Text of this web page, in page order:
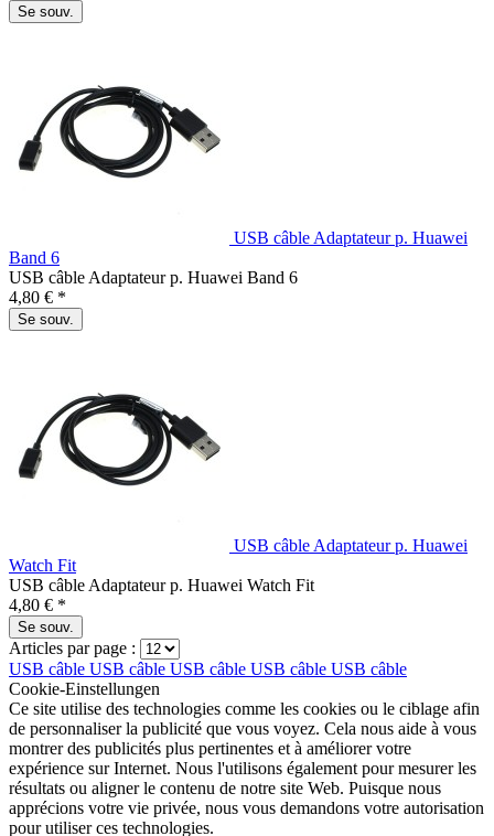
Se souv.
USB câble Adaptateur p. Huawei
Band 6
USB câble Adaptateur p. Huawei Band 6
4,80 € *
Se souv.
USB câble Adaptateur p. Huawei
Watch Fit
USB câble Adaptateur p. Huawei Watch Fit
4,80 € *
Se souv.
Articles par page :
USB câble USB câble USB câble USB câble USB câble
Cookie-Einstellungen
Ce site utilise des technologies comme les cookies ou le ciblage afin
de personnaliser la publicité que vous voyez. Cela nous aide à vous
montrer des publicités plus pertinentes et à améliorer votre
expérience sur Internet. Nous l'utilisons également pour mesurer les
résultats ou aligner le contenu de notre site Web. Puisque nous
apprécions votre vie privée, nous vous demandons votre autorisation
pour utiliser ces technologies.